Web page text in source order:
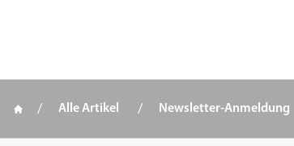
Alle Artikel Newsletter-Anmeldung